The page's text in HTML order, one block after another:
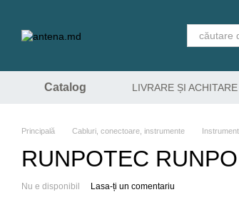
Catalog LIVRARE ȘI ACHITARE
Principală Cabluri, conectoare, instrumente
RUNPOTEC
Nu e disponibil Lasa-ți un comentariu